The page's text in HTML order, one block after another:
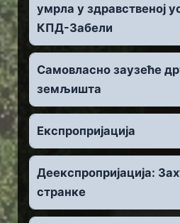
умрла у здравственој
КПД-Забели
Самовласно заузеће
земљишта
Експропријација
Деекспропријација:
странке